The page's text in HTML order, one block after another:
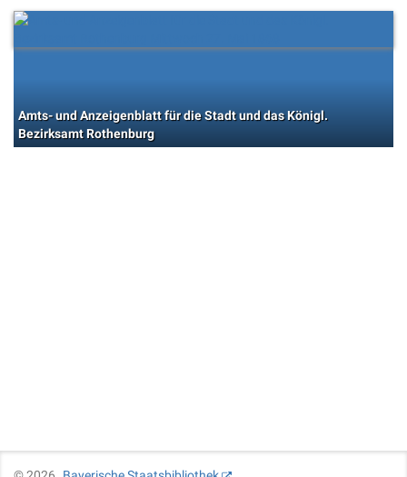
Amts- und Anzeigenblatt für die Stadt und das Königl.
Bezirksamt Rothenburg